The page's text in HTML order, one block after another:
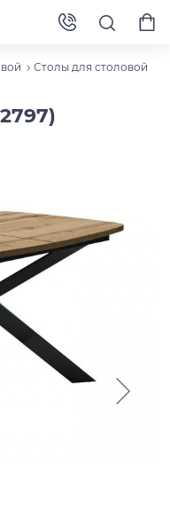
Столы для столовой